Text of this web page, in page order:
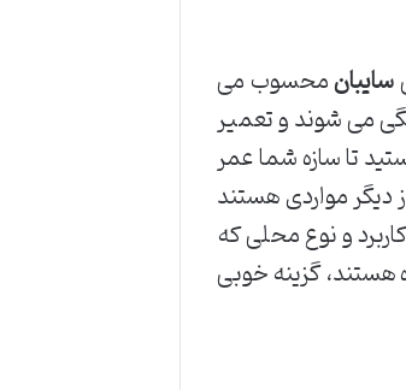
سایبانمحسوب می
می شوند و تعمیر
تا سازه شما عمر
دیگر مواردی هستند
و نوع محلی که
هستند، گزینه خوبی